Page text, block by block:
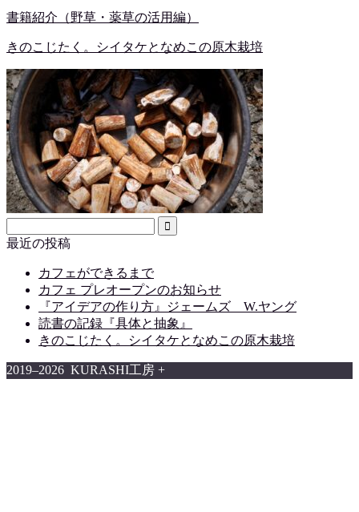
書籍紹介（野草・薬草の活用編）
きのこじたく。シイタケとなめこの原木栽培
最近の投稿
カフェができるまで
カフェ プレオープンのお知らせ
『アイデアの作り方』ジェームズ W.ヤング
読書の記録『具体と抽象』
きのこじたく。シイタケとなめこの原木栽培
2019–2026 KURASHI工房 +